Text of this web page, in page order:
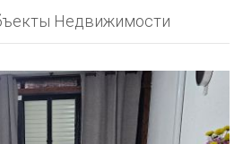
Недвижимости